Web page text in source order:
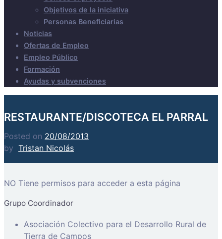
Objetivos de la iniciativa
Personas Beneficiarias
Noticias
Ofertas de Empleo
Empleo Público
Formación
Ayudas y subvenciones
RESTAURANTE/DISCOTECA EL PARRAL
Posted on 20/08/2013
by Tristan Nicolás
NO Tiene permisos para acceder a esta página
Grupo Coordinador
Asociación Colectivo para el Desarrollo Rural de
Tierra de Campos